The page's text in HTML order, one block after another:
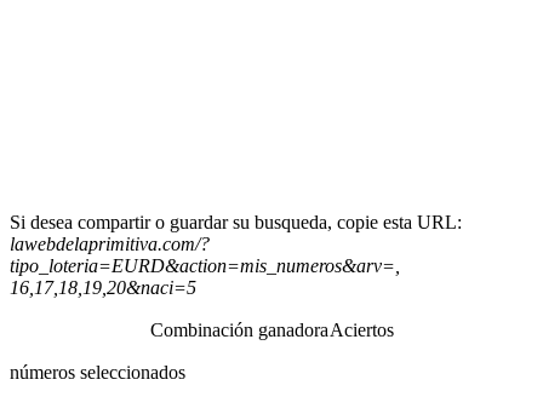
Si desea compartir o guardar su busqueda, copie esta URL:
lawebdelaprimitiva.com/?
tipo_loteria=EURD&action=mis_numeros&arv=,
16,17,18,19,20&naci=5
Combinación ganadoraAciertos
números seleccionados